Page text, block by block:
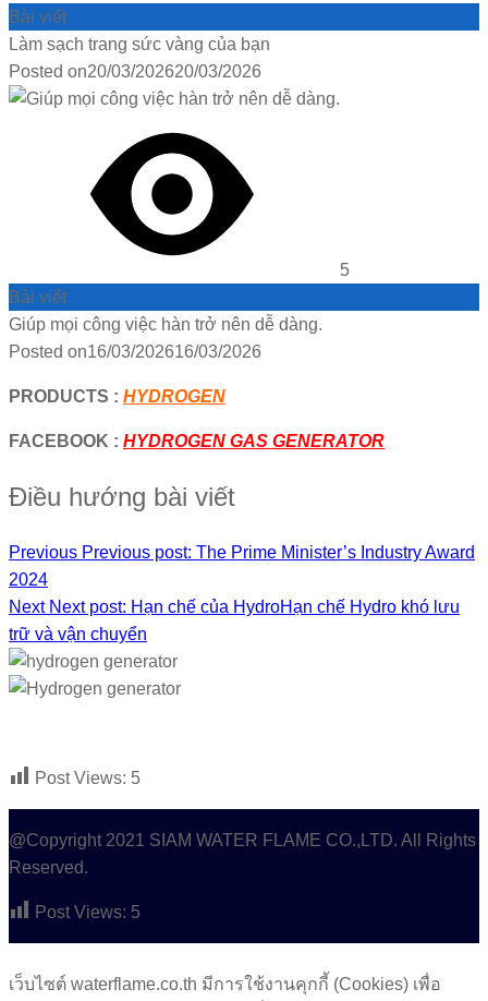
Bài viết
Làm sạch trang sức vàng của bạn
Posted on20/03/202620/03/2026
5
Bài viết
Giúp mọi công việc hàn trở nên dễ dàng.
Posted on16/03/202616/03/2026
PRODUCTS : HYDROGEN
FACEBOOK : HYDROGEN GAS GENERATOR
Điều hướng bài viết
Previous Previous post: The Prime Minister’s Industry Award
2024
Next Next post: Hạn chế của HydroHạn chế Hydro khó lưu
trữ và vận chuyển
Post Views: 5
@Copyright 2021 SIAM WATER FLAME CO.,LTD. All Rights
Reserved.
Post Views: 5
เว็บไซต์ waterflame.co.th มีการใช้งานคุกกี้ (Cookies) เพื่อ